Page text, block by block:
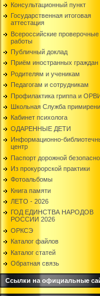
Консультационный пункт
Государственная итоговая
аттестация
Всероссийские проверочные
работы
Публичный доклад
Приём иностранных граждан
Родителям и ученикам
Педагогам и сотрудникам
Профилактика гриппа и
Школьная Служба
Кабинет психолога
ОДАРЕННЫЕ ДЕТИ
Информационно-
центр
Паспорт дорожной
Из прокурорской практики
Фотоальбомы
Книга памяти
ЛЕТО - 2026
ГОД ЕДИНСТВА НАРОДОВ
РОССИИ 2026
ОРКСЭ
Каталог файлов
Каталог статей
Обратная связь
Ссылки на официальные